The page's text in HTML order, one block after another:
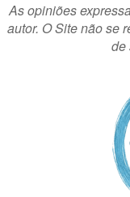
As opiniões
autor. O Site não se
de